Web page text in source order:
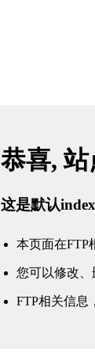
恭喜, 站
这是默认
本页面在FTP
您可以修改
FTP相关信息